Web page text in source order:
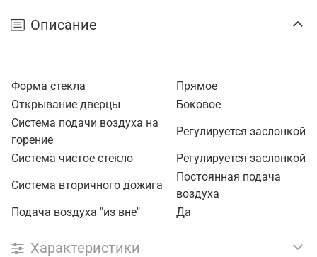
Описание
Форма стекла
Прямое
Открывание дверцы
Боковое
Система подачи воздуха на
горение
Регулируется заслонкой
Система чистое стекло
Регулируется заслонкой
Система вторичного дожига
Постоянная подача
воздуха
Подача воздуха "из вне"
Да
Характеристики